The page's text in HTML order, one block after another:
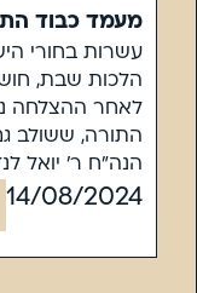
מעמד כבוד
עשרות בחורי
הלכות שבת,
לאחר ההצלחה
התורה, ששולב
הנה"ח ר' יואל
14/08/2024